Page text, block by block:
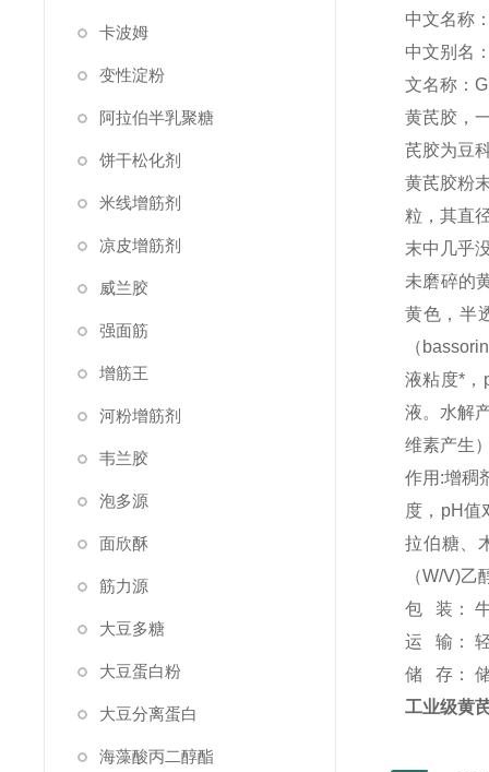
卡波姆
变性淀粉
阿拉伯半乳聚糖
饼干松化剂
米线增筋剂
凉皮增筋剂
威兰胶
强面筋
增筋王
河粉增筋剂
韦兰胶
泡多源
面欣酥
筋力源
大豆多糖
大豆蛋白粉
大豆分离蛋白
海藻酸丙二醇酯
中文名称
中文别名
文名称：
黄芪胶，
芪胶为豆
黄芪胶粉
粒，其直
末中几乎
未磨碎的
黄色，半
（
液粘度*，
液。水解
维素产生
作用:增稠
度，pH值
拉伯糖、
（W/V)
包 装：
运 输：
储 存：
工业级黄